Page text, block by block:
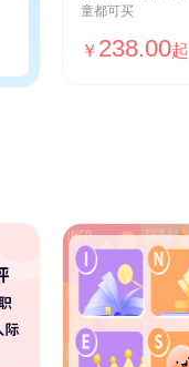
童都可买
￥ 238.00起